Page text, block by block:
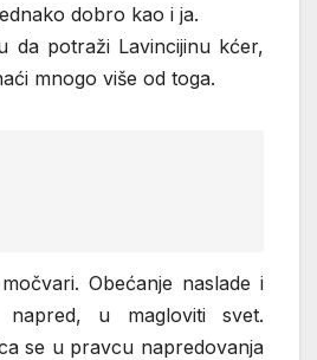
dobro kao i ja.
da potraži Lavincijinu kćer,
mnogo više od toga.
Obećanje naslade i
u magloviti svet.
se u pravcu napredovanja